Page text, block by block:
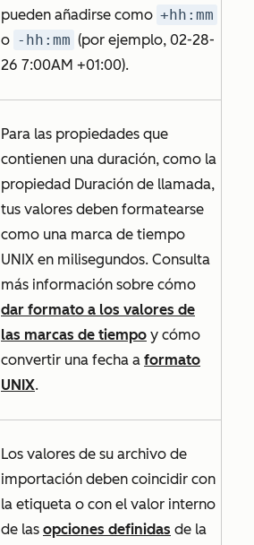
pueden añadirse como +hh:mm
o -hh:mm (por ejemplo, 02-28-
26 7:00AM +01:00).
Para las propiedades que
contienen una duración, como la
propiedad Duración de llamada,
tus valores deben formatearse
como una marca de tiempo
UNIX en milisegundos. Consulta
más información sobre cómo
dar formato a los valores de
las marcas de tiempo y cómo
convertir una fecha a formato
UNIX.
Los valores de su archivo de
importación deben coincidir con
la etiqueta o con el valor interno
de las opciones definidas de la